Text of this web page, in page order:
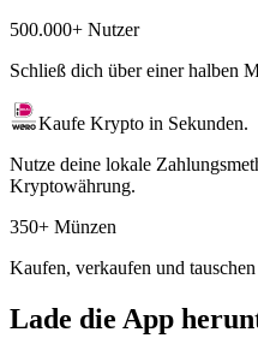
500.000+ Nutzer
Schließ dich über einer halben
Kaufe Krypto in Sekunden.
Nutze deine lokale
Kryptowährung.
350+ Münzen
Kaufen, verkaufen und
Lade die App